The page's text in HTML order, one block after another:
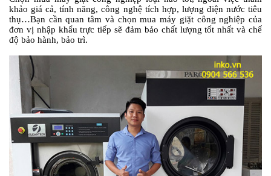
khảo giá cả, tính năng, công nghệ tích hợp, lượng điện nước tiêu
thụ…Bạn cần quan tâm và chọn mua máy giặt công nghiệp của
đơn vị nhập khẩu trực tiếp sẽ đảm bảo chất lượng tốt nhất và chế
độ bảo hành, bảo trì.